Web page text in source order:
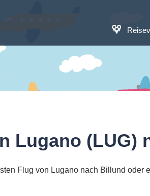
Lugano (LUG)
Flug von Lugano nach Billund oder